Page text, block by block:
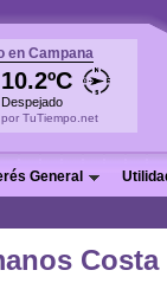
en Campana
10.2ºC
Despejado
por TuTiempo.net
General